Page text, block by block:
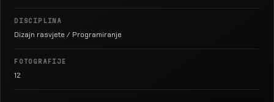
DISCIPLINA
Dizajn rasvjete / Programiranje
FOTOGRAFIJE
12